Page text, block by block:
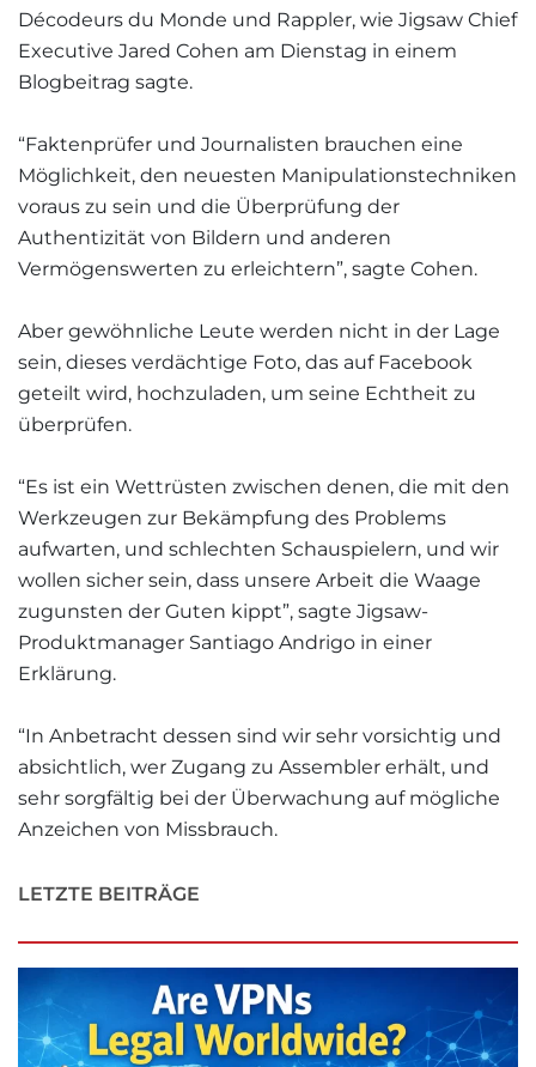
Décodeurs du Monde und Rappler, wie Jigsaw Chief
Executive Jared Cohen am Dienstag in einem
Blogbeitrag sagte.
“Faktenprüfer und Journalisten brauchen eine
Möglichkeit, den neuesten Manipulationstechniken
voraus zu sein und die Überprüfung der
Authentizität von Bildern und anderen
Vermögenswerten zu erleichtern”, sagte Cohen.
Aber gewöhnliche Leute werden nicht in der Lage
sein, dieses verdächtige Foto, das auf Facebook
geteilt wird, hochzuladen, um seine Echtheit zu
überprüfen.
“Es ist ein Wettrüsten zwischen denen, die mit den
Werkzeugen zur Bekämpfung des Problems
aufwarten, und schlechten Schauspielern, und wir
wollen sicher sein, dass unsere Arbeit die Waage
zugunsten der Guten kippt”, sagte Jigsaw-
Produktmanager Santiago Andrigo in einer
Erklärung.
“In Anbetracht dessen sind wir sehr vorsichtig und
absichtlich, wer Zugang zu Assembler erhält, und
sehr sorgfältig bei der Überwachung auf mögliche
Anzeichen von Missbrauch.
LETZTE BEITRÄGE